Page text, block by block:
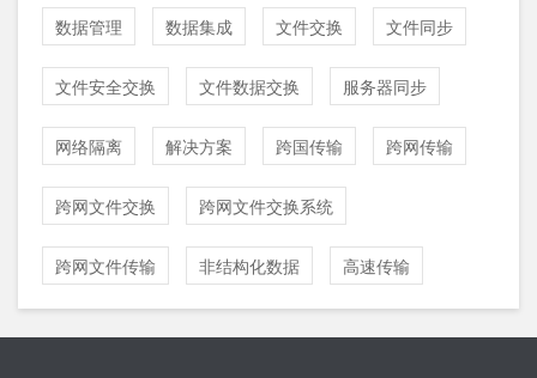
数据管理 数据集成 文件交换 文件同步
文件安全交换 文件数据交换 服务器同步
网络隔离 解决方案 跨国传输 跨网传输
跨网文件交换 跨网文件交换系统
跨网文件传输 非结构化数据 高速传输